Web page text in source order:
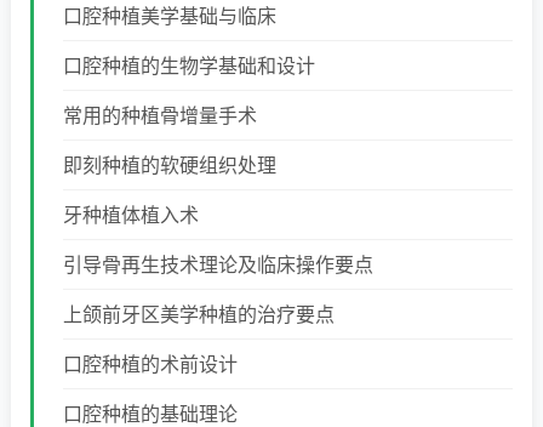
口腔种植美学基础与临床
口腔种植的生物学基础和设计
常用的种植骨增量手术
即刻种植的软硬组织处理
牙种植体植入术
引导骨再生技术理论及临床操作要点
上颌前牙区美学种植的治疗要点
口腔种植的术前设计
口腔种植的基础理论